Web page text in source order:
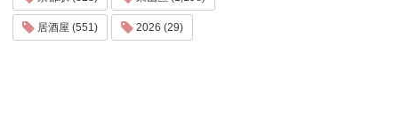
居酒屋 (551) 2026 (29)